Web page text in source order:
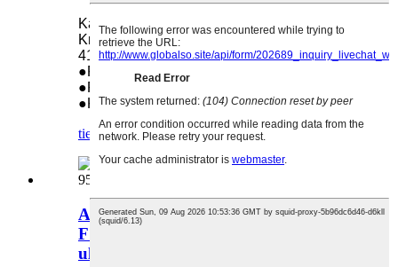
Käytetään seuraavissa malleissa: Kyocera
Km-1620 2020 1635 1650 2035 2050 Tk-
410
●Paino: 1,75 kg
●Pakkauskoko: 1
●Koko: 54 * 23,4 * 12 cm
tiedusteluyksityiskohta
Alkuperäinen Kyocera FS-9130DN
FS-9530DN -tulostimen osien
ulostuloyksikkö